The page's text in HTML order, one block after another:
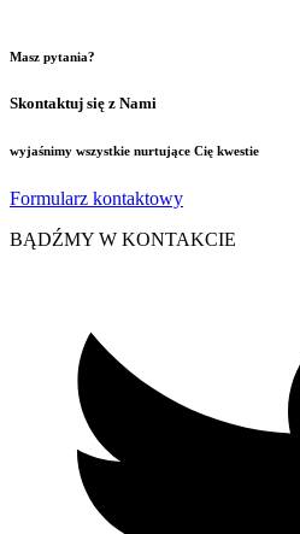
Masz pytania?
Skontaktuj się z Nami
wyjaśnimy wszystkie nurtujące Cię kwestie
Formularz kontaktowy
BĄDŹMY W KONTAKCIE